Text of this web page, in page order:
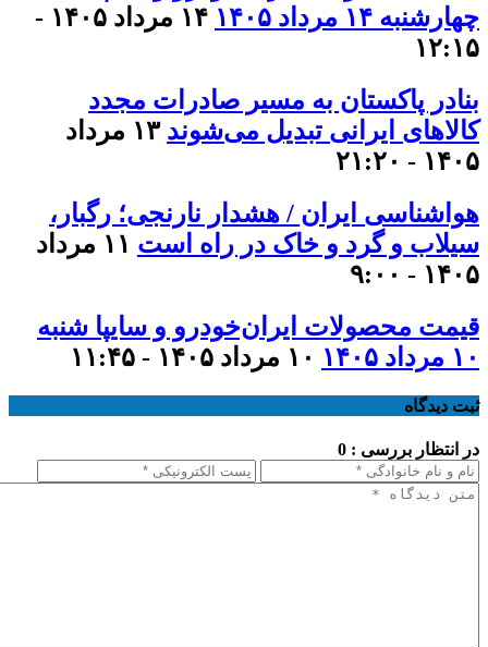
چهارشنبه ۱۴ مرداد ۱۴۰۵
۱۴ مرداد ۱۴۰۵ -
۱۲:۱۵
بنادر پاکستان به مسیر صادرات مجدد
کالاهای ایرانی تبدیل می‌شوند
۱۳ مرداد
۱۴۰۵ - ۲۱:۲۰
هواشناسی ایران / هشدار نارنجی؛ رگبار،
سیلاب و گرد و خاک در راه است
۱۱ مرداد
۱۴۰۵ - ۹:۰۰
قیمت محصولات ایران‌خودرو و سایپا شنبه
۱۰ مرداد ۱۴۰۵
۱۰ مرداد ۱۴۰۵ - ۱۱:۴۵
ثبت دیدگاه
در انتظار بررسی : 0